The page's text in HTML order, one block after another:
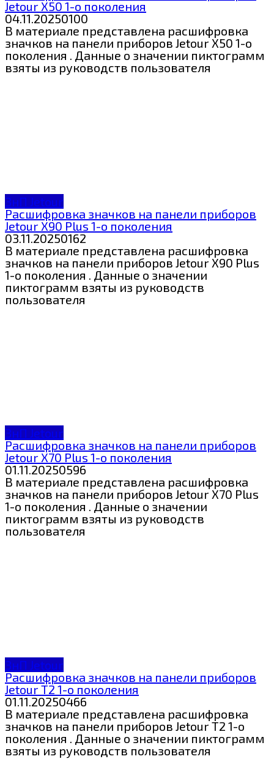
Jetour X50 1-о поколения
04.11.20250100
В материале представлена расшифровка
значков на панели приборов Jetour X50 1-о
поколения . Данные о значении пиктограмм
взяты из руководств пользователя
ЗнП Jetour
Расшифровка значков на панели приборов
Jetour X90 Plus 1-о поколения
03.11.20250162
В материале представлена расшифровка
значков на панели приборов Jetour X90 Plus
1-о поколения . Данные о значении
пиктограмм взяты из руководств
пользователя
ЗнП Jetour
Расшифровка значков на панели приборов
Jetour X70 Plus 1-о поколения
01.11.20250596
В материале представлена расшифровка
значков на панели приборов Jetour X70 Plus
1-о поколения . Данные о значении
пиктограмм взяты из руководств
пользователя
ЗнП Jetour
Расшифровка значков на панели приборов
Jetour T2 1-о поколения
01.11.20250466
В материале представлена расшифровка
значков на панели приборов Jetour T2 1-о
поколения . Данные о значении пиктограмм
взяты из руководств пользователя